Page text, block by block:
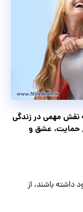
نقش مهمی در زندگی
حمایت، عشق و
داشته باشند، از